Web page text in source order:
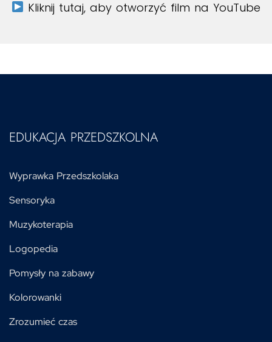
Kliknij tutaj, aby otworzyć film na YouTube
EDUKACJA PRZEDSZKOLNA
Wyprawka Przedszkolaka
Sensoryka
Muzykoterapia
Logopedia
Pomysły na zabawy
Kolorowanki
Zrozumieć czas